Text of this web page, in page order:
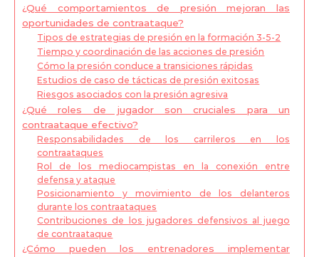
¿Qué comportamientos de presión mejoran las
oportunidades de contraataque?
Tipos de estrategias de presión en la formación 3-5-2
Tiempo y coordinación de las acciones de presión
Cómo la presión conduce a transiciones rápidas
Estudios de caso de tácticas de presión exitosas
Riesgos asociados con la presión agresiva
¿Qué roles de jugador son cruciales para un
contraataque efectivo?
Responsabilidades de los carrileros en los
contraataques
Rol de los mediocampistas en la conexión entre
defensa y ataque
Posicionamiento y movimiento de los delanteros
durante los contraataques
Contribuciones de los jugadores defensivos al juego
de contraataque
¿Cómo pueden los entrenadores implementar